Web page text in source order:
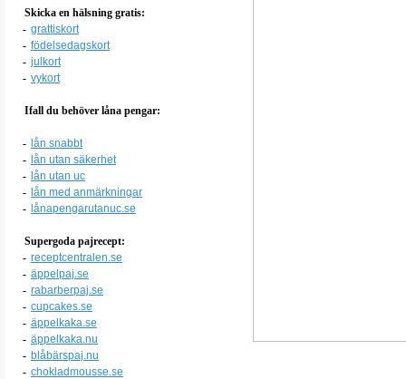
Skicka en hälsning gratis:
- grattiskort
- födelsedagskort
- julkort
- vykort
Ifall du behöver låna pengar:
- lån snabbt
- lån utan säkerhet
- lån utan uc
- lån med anmärkningar
- lånapengarutanuc.se
Supergoda pajrecept:
- receptcentralen.se
- äppelpaj.se
- rabarberpaj.se
- cupcakes.se
- äppelkaka.se
- äppelkaka.nu
- blåbärspaj.nu
- chokladmousse.se